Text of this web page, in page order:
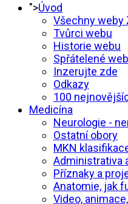
">Úvod
Všechny weby
Tvůrci webu
Historie webu
Spřátelené
Inzerujte zde
Odkazy
100
Medicína
Neurologie -
Ostatní obory
MKN
Administrativa
Příznaky a
Anatomie, jak
Video,